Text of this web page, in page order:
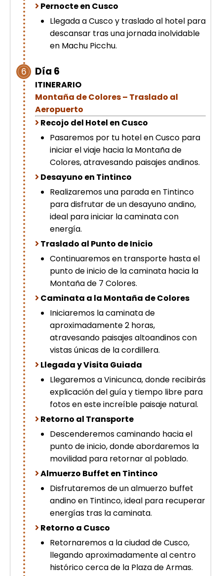
Pernocte en Cusco
Llegada a Cusco y traslado al hotel para
descansar tras una jornada inolvidable
en Machu Picchu.
6 Día 6
ITINERARIO
Montaña de Colores – Traslado al
Aeropuerto
Recojo del Hotel en Cusco
Pasaremos por tu hotel en Cusco para
iniciar el viaje hacia la Montaña de
Colores, atravesando paisajes andinos.
Desayuno en Tintinco
Realizaremos una parada en Tintinco
para disfrutar de un desayuno andino,
ideal para iniciar la caminata con
energía.
Traslado al Punto de Inicio
Continuaremos en transporte hasta el
punto de inicio de la caminata hacia la
Montaña de 7 Colores.
Caminata a la Montaña de Colores
Iniciaremos la caminata de
aproximadamente 2 horas,
atravesando paisajes altoandinos con
vistas únicas de la cordillera.
Llegada y Visita Guiada
Llegaremos a Vinicunca, donde recibirás
explicación del guía y tiempo libre para
fotos en este increíble paisaje natural.
Retorno al Transporte
Descenderemos caminando hacia el
punto de inicio, donde abordaremos la
movilidad para retornar al poblado.
Almuerzo Buffet en Tintinco
Disfrutaremos de un almuerzo buffet
andino en Tintinco, ideal para recuperar
energías tras la caminata.
Retorno a Cusco
Retornaremos a la ciudad de Cusco,
llegando aproximadamente al centro
histórico cerca de la Plaza de Armas.